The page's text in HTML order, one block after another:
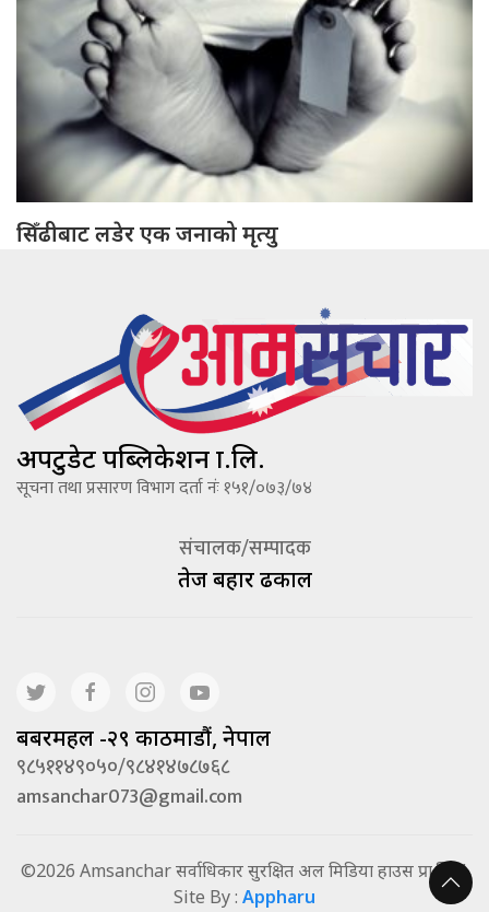
सिँढीबाट लडेर एक जनाको मृत्यु
अपटुडेट पब्लिकेशन प्रा.लि.
सूचना तथा प्रसारण विभाग दर्ता नंः १५१/०७३/७४
संचालक/सम्पादक
तेज बहादूर ढकाल
बबरमहल -२९ काठमाडौं, नेपाल
९८५११४९०५०/९८४१४७८७६८
amsanchar073@gmail.com
©2026 Amsanchar सर्वाधिकार सुरक्षित अल मिडिया हाउस प्रा.लि. |
Site By : Appharu